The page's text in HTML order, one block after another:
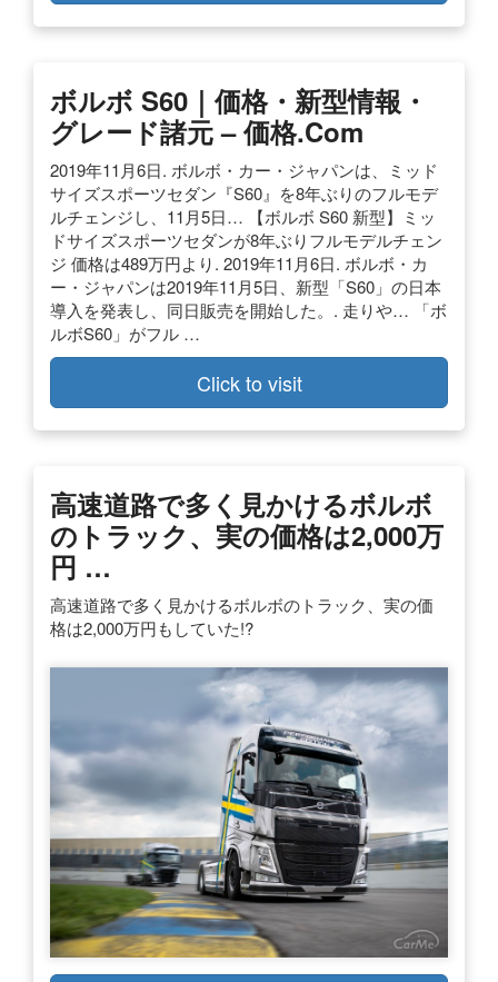
ボルボ S60｜価格・新型情報・
グレード諸元 – 価格.com
2019年11月6日. ボルボ・カー・ジャパンは、ミッド
サイズスポーツセダン『S60』を8年ぶりのフルモデ
ルチェンジし、11月5日… 【ボルボ S60 新型】ミッ
ドサイズスポーツセダンが8年ぶりフルモデルチェン
ジ 価格は489万円より. 2019年11月6日. ボルボ・カ
ー・ジャパンは2019年11月5日、新型「S60」の日本
導入を発表し、同日販売を開始した。. 走りや… 「ボ
ルボS60」がフル …
Click to visit
高速道路で多く見かけるボルボ
のトラック、実の価格は2,000万
円 …
高速道路で多く見かけるボルボのトラック、実の価
格は2,000万円もしていた!?